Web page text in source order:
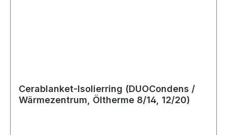
Cerablanket-Isolierring (DUOCondens /
Wärmezentrum, Öltherme 8/14, 12/20)